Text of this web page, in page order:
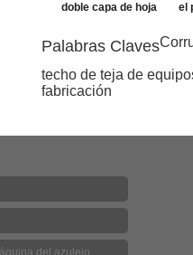
doble capa de hoja el
Palabras Claves
techo de teja de
fabricación